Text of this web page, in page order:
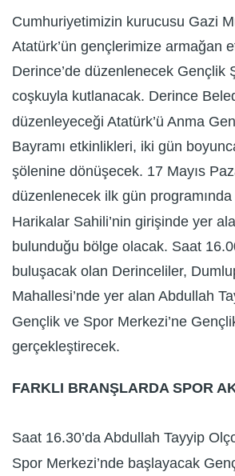
Cumhuriyetimizin kurucusu Gazi
Atatürk’ün gençlerimize armağan
Derince’de düzenlenecek Gençlik
coşkuyla kutlanacak. Derince
düzenleyeceği Atatürk’ü Anma
Bayramı etkinlikleri, iki gün
şölenine dönüşecek. 17 Mayıs
düzenlenecek ilk gün
Harikalar Sahili’nin girişinde yer
bulunduğu bölge olacak. Saat
buluşacak olan Derinceliler,
Mahallesi’nde yer alan Abdullah
Gençlik ve Spor Merkezi’ne
gerçekleştirecek.
FARKLI BRANŞLARDA SPOR
Saat 16.30’da Abdullah Tayyip
Spor Merkezi’nde başlayacak